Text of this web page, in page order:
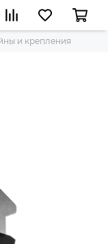
и крепления